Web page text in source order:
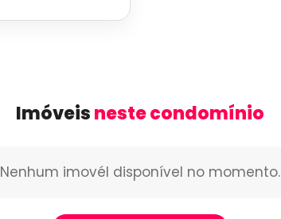
Imóveisneste condomínio
Nenhum imovél disponível no momento.